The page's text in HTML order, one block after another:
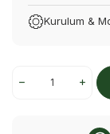
Kurulum &